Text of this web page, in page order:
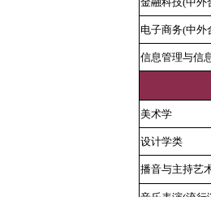
电子商务(中外
信息管理与信
美术学
设计学类
播音与主持艺